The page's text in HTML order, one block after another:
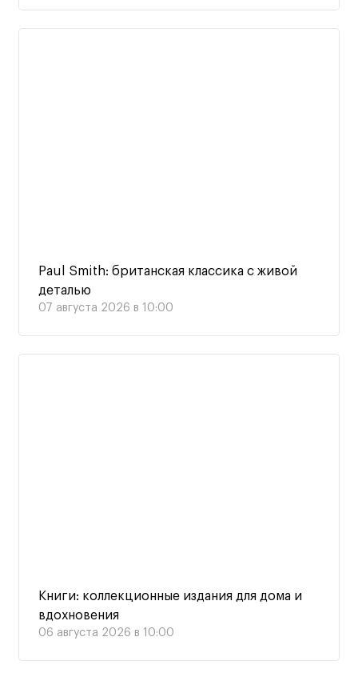
Paul Smith: британская классика с живой
деталью
07 августа 2026 в 10:00
Книги: коллекционные издания для дома и
вдохновения
06 августа 2026 в 10:00